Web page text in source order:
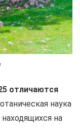
отличаются
наука
на